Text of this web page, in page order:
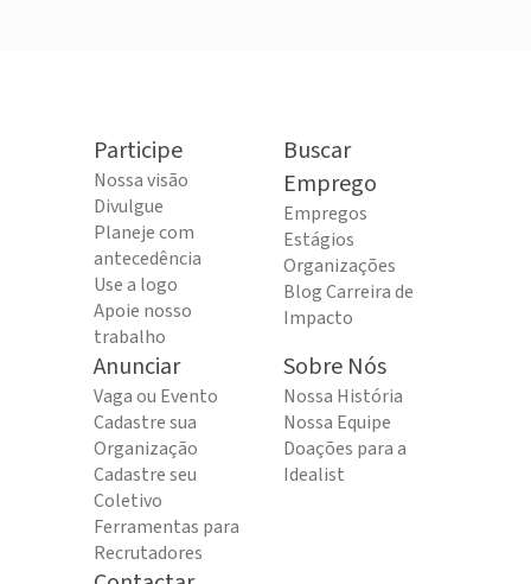
Participe
Nossa visão
Divulgue
Planeje com
antecedência
Use a logo
Apoie nosso
trabalho
Buscar
Emprego
Empregos
Estágios
Organizações
Blog Carreira de
Impacto
Anunciar
Vaga ou Evento
Cadastre sua
Organização
Cadastre seu
Coletivo
Ferramentas para
Recrutadores
Sobre Nós
Nossa História
Nossa Equipe
Doações para a
Idealist